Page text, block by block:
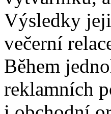
Výsledky
večerní
Během
reklamních